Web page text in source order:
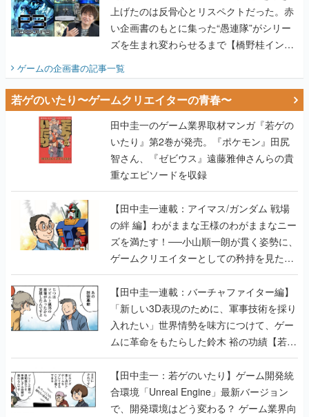
上げたのは反骨心とリスペクトだった。赤
い企画書のもとに集った“愚連隊”がシリー
ズを生まれ変わらせるまで【橋野桂インタ
ビュー】
ゲームの企画書の記事一覧
若ゲのいたり〜ゲームクリエイターの青春〜
田中圭一のゲーム業界取材マンガ『若ゲの
いたり』第2巻が発売。『ポケモン』田尻
智さん、『ゼビウス』遠藤雅伸さんらの貴
重なエピソードを収録
【田中圭一連載：アイマス/ガンダム 戦場
の絆 編】わがままな王様のわがままなニー
ズを満たす！──小山順一朗が貫く姿勢に、
ゲームクリエイターとしての矜持を見た
【若ゲのいたり最終回】
【田中圭一連載：バーチャファイター編】
「新しい3D表現のために、軍事技術を採り
入れたい」世界情勢を味方につけて、ゲー
ムに革命をもたらした鈴木 裕の功績【若ゲ
のいたり】
【田中圭一：若ゲのいたり】ゲーム開発統
合環境「Unreal Engine」最新バージョン
で、開発環境はどう変わる？ ゲーム業界向